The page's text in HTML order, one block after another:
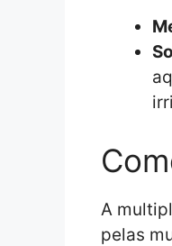
A
pelas